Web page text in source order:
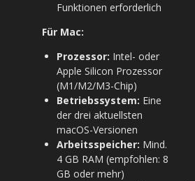
Funktionen erforderlich
Für Mac:
Prozessor: Intel- oder
Apple Silicon Prozessor
(M1/M2/M3-Chip)
Betriebssystem: Eine
der drei aktuellsten
macOS-Versionen
Arbeitsspeicher: Mind.
4 GB RAM (empfohlen: 8
GB oder mehr)